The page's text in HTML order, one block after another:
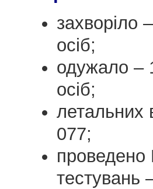
захворіло
осіб;
одужало –
осіб;
летальних
077;
тестувань